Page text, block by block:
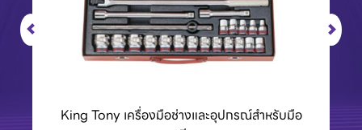
BCC01 กล่องชาร์จแบตเตอรี่ 40Vmax XGT